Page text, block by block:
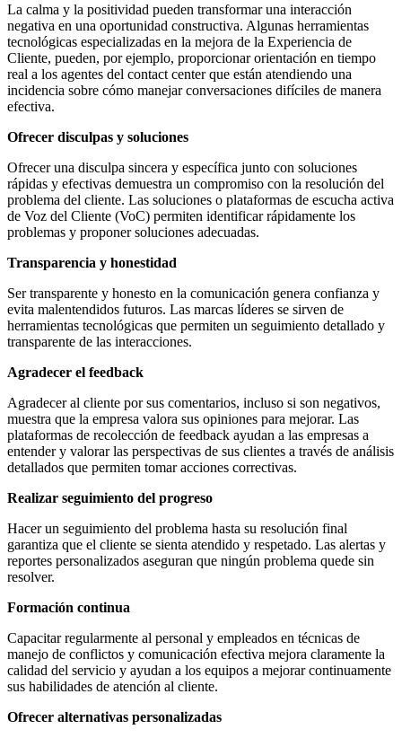
La calma y la positividad pueden transformar una interacción
negativa en una oportunidad constructiva. Algunas herramientas
tecnológicas especializadas en la mejora de la Experiencia de
Cliente, pueden, por ejemplo, proporcionar orientación en tiempo
real a los agentes del contact center que están atendiendo una
incidencia sobre cómo manejar conversaciones difíciles de manera
efectiva.
Ofrecer disculpas y soluciones
Ofrecer una disculpa sincera y específica junto con soluciones
rápidas y efectivas demuestra un compromiso con la resolución del
problema del cliente. Las soluciones o plataformas de escucha activa
de Voz del Cliente (VoC) permiten identificar rápidamente los
problemas y proponer soluciones adecuadas.
Transparencia y honestidad
Ser transparente y honesto en la comunicación genera confianza y
evita malentendidos futuros. Las marcas líderes se sirven de
herramientas tecnológicas que permiten un seguimiento detallado y
transparente de las interacciones.
Agradecer el feedback
Agradecer al cliente por sus comentarios, incluso si son negativos,
muestra que la empresa valora sus opiniones para mejorar. Las
plataformas de recolección de feedback ayudan a las empresas a
entender y valorar las perspectivas de sus clientes a través de análisis
detallados que permiten tomar acciones correctivas.
Realizar seguimiento del progreso
Hacer un seguimiento del problema hasta su resolución final
garantiza que el cliente se sienta atendido y respetado. Las alertas y
reportes personalizados aseguran que ningún problema quede sin
resolver.
Formación continua
Capacitar regularmente al personal y empleados en técnicas de
manejo de conflictos y comunicación efectiva mejora claramente la
calidad del servicio y ayudan a los equipos a mejorar continuamente
sus habilidades de atención al cliente.
Ofrecer alternativas personalizadas